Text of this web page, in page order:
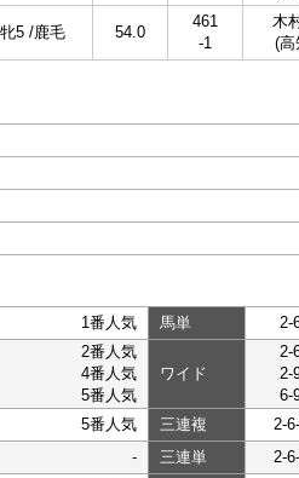
牝5 /鹿毛 54.0
461
-1
木
(高
1番人気 馬単 2-
2番人気
4番人気
5番人気
ワイド
2-
2-
6-
5番人気 三連複 2-
- 三連単 2-